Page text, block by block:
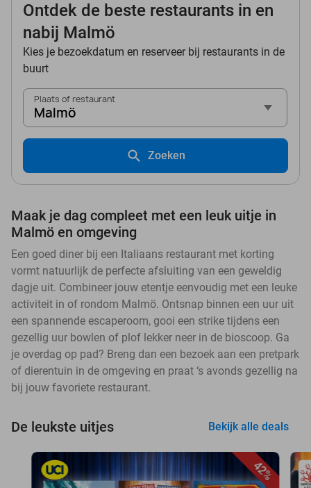
Ontdek de beste restaurants in en
nabij Malmö
Kies je bezoekdatum en reserveer bij restaurants in de
buurt
Plaats of restaurant
Malmö
Zoeken
Maak je dag compleet met een leuk uitje in
Malmö en omgeving
Een goed diner bij een Italiaans restaurant met korting
vormt natuurlijk de perfecte afsluiting van een geweldig
dagje uit. Combineer jouw etentje eenvoudig met een leuke
activiteit in of rondom Malmö. Ontsnap binnen een uur uit
een spannende escaperoom, gooi een strike tijdens een
gezellig uur bowlen of plof lekker neer in de bioscoop. Ga
je overdag op pad? Breng dan een bezoek aan een pretpark
of dierentuin in de omgeving en praat ‘s avonds gezellig na
bij jouw favoriete restaurant.
De leukste uitjes Bekijk alle deals
42%